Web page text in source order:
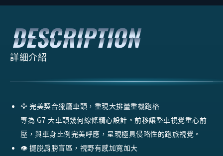
詳細介紹
🦅 完美契合獵鷹車頭，重現大排量重機跑格
專為 G7 大車頭幾何線條精心設計。前移讓整車視覺重心前
壓，與車身比例完美呼應，呈現極具侵略性的跑旅視覺。
👁️ 擺脫肩膀盲區，視野有感加寬加大